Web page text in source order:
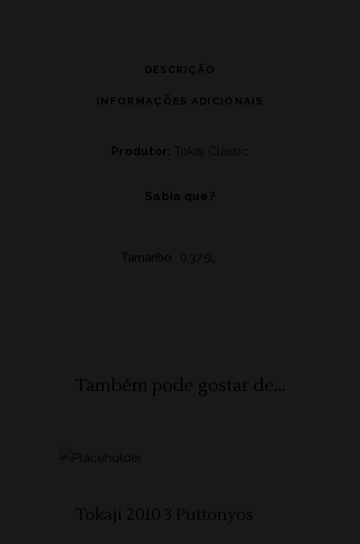
DESCRIÇÃO
INFORMAÇÕES ADICIONAIS
Produtor: Tokaj Classic
Sabia que?
Tamanho 0,375L
Também pode gostar de...
Tokaji 2010 3 Puttonyos